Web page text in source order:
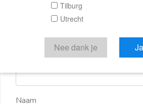
Door een bericht te sturen kom je in
aanbieder of makelaar van de woning.
Naam
Tilburg
Utrecht
Nee dank je